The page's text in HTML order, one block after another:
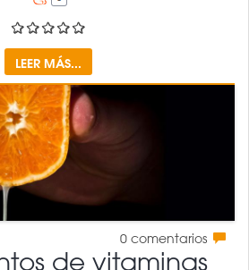
LEER MÁS...
0 comentarios
de vitaminas